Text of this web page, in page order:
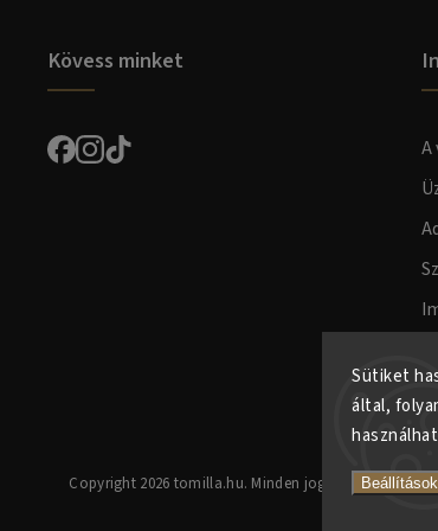
Sütiket
által,
Beállítások
Kövess minket
A
Copyright 2026 tomilla.hu. Minden jog fenntartva.